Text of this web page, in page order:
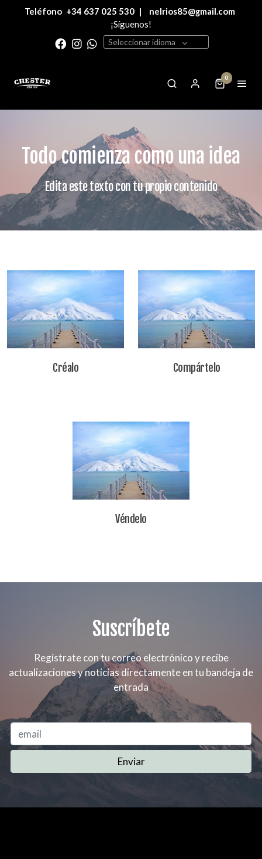
Teléfono +34 637 025 530 |
nelrios85@gmail.com
¡Síguenos!
Seleccionar idioma
0
Todo comienza como una idea
Edita este texto con tu propio contenido
Créalo Compártelo
Véndelo
Suscríbete
Regístrate con tu correo electrónico y recibe
actualizaciones y noticias directamente en tu bandeja de
entrada
Enviar